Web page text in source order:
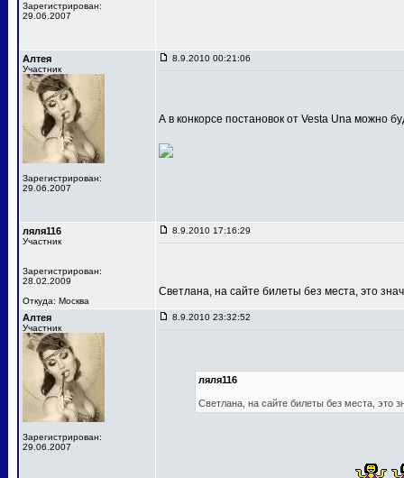
Зарегистрирован:
29.06.2007
Алтея
Участник
Зарегистрирован:
29.06.2007
8.9.2010 00:21:06
А в конкорсе постановок от Vesta Una можно
ляля116
Участник
Зарегистрирован:
28.02.2009
Откуда: Москва
8.9.2010 17:16:29
Светлана, на сайте билеты без места, это
Алтея
Участник
Зарегистрирован:
29.06.2007
8.9.2010 23:32:52
ляля116
Светлана, на сайте билеты без места, это